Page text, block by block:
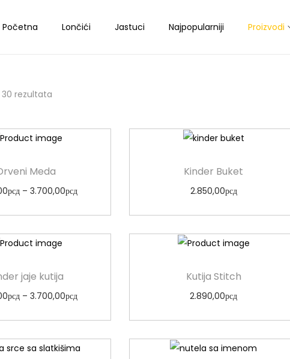
Početna Lončići Jastuci Najpopularniji Proizvodi
30 rezultata
Meda
рсд – 3.700,00рсд
Kinder Buket
2.850,00рсд
jaje kutija
рсд – 3.700,00рсд
Kutija Stitch
2.890,00рсд